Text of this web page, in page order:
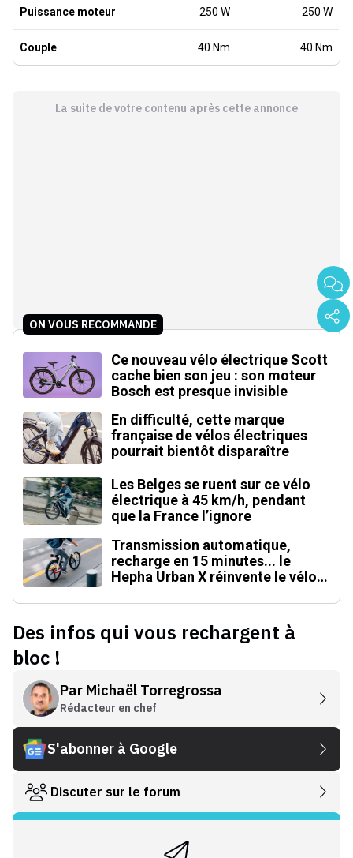
Puissance moteur 250 W 250 W
Couple 40 Nm 40 Nm
La suite de votre contenu après cette annonce
ON VOUS RECOMMANDE
Ce nouveau vélo électrique Scott
cache bien son jeu : son moteur
Bosch est presque invisible
En difficulté, cette marque
française de vélos électriques
pourrait bientôt disparaître
Les Belges se ruent sur ce vélo
électrique à 45 km/h, pendant
que la France l’ignore
Transmission automatique,
recharge en 15 minutes... le
Hepha Urban X réinvente le vélo
Des infos qui vous rechargent à
bloc !
Par Michaël Torregrossa
Rédacteur en chef
S'abonner à Google
Discuter sur le forum